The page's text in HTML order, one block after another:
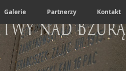
Galerie Partnerzy Kontakt
nad Bzurą